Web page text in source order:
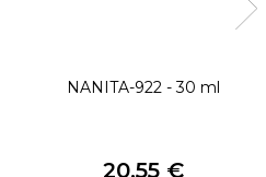
NANITA-922 - 30 ml
20,55 €